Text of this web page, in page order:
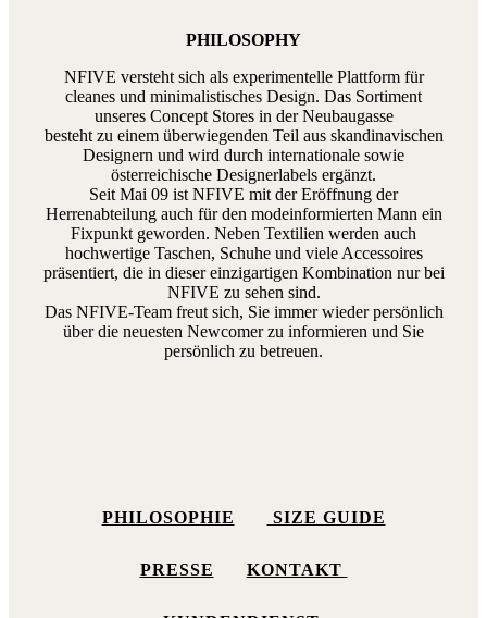
PHILOSOPHY
NFIVE versteht sich als experimentelle Plattform für
cleanes und minimalistisches Design. Das Sortiment
unseres Concept Stores in der Neubaugasse
besteht zu einem überwiegenden Teil aus skandinavischen
Designern und wird durch internationale sowie
österreichische Designerlabels ergänzt.
Seit Mai 09 ist NFIVE mit der Eröffnung der
Herrenabteilung auch für den modeinformierten Mann ein
Fixpunkt geworden. Neben Textilien werden auch
hochwertige Taschen, Schuhe und viele Accessoires
präsentiert, die in dieser einzigartigen Kombination nur bei
NFIVE zu sehen sind.
Das NFIVE-Team freut sich, Sie immer wieder persönlich
über die neuesten Newcomer zu informieren und Sie
persönlich zu betreuen.
PHILOSOPHIE SIZE GUIDE
PRESSE KONTAKT